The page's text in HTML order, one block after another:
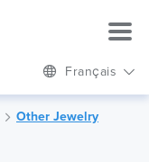
Français
Other Jewelry